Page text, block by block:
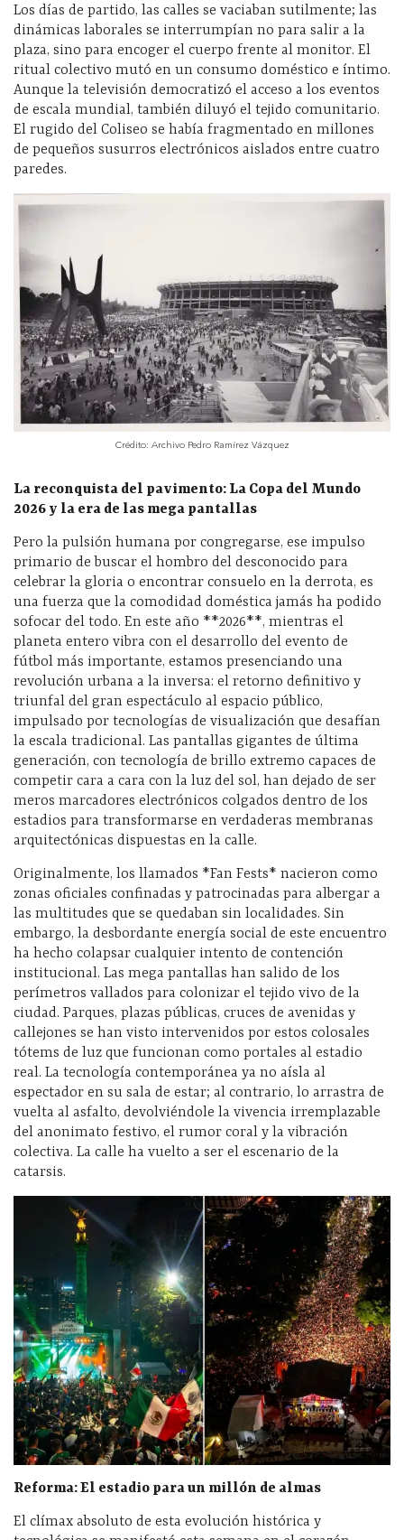
Los días de partido, las calles se vaciaban sutilmente; las
dinámicas laborales se interrumpían no para salir a la
plaza, sino para encoger el cuerpo frente al monitor. El
ritual colectivo mutó en un consumo doméstico e íntimo.
Aunque la televisión democratizó el acceso a los eventos
de escala mundial, también diluyó el tejido comunitario.
El rugido del Coliseo se había fragmentado en millones
de pequeños susurros electrónicos aislados entre cuatro
paredes.
Crédito: Archivo Pedro Ramírez Vázquez
La reconquista del pavimento: La Copa del Mundo
2026 y la era de las mega pantallas
Pero la pulsión humana por congregarse, ese impulso
primario de buscar el hombro del desconocido para
celebrar la gloria o encontrar consuelo en la derrota, es
una fuerza que la comodidad doméstica jamás ha podido
sofocar del todo. En este año **2026**, mientras el
planeta entero vibra con el desarrollo del evento de
fútbol más importante, estamos presenciando una
revolución urbana a la inversa: el retorno definitivo y
triunfal del gran espectáculo al espacio público,
impulsado por tecnologías de visualización que desafían
la escala tradicional. Las pantallas gigantes de última
generación, con tecnología de brillo extremo capaces de
competir cara a cara con la luz del sol, han dejado de ser
meros marcadores electrónicos colgados dentro de los
estadios para transformarse en verdaderas membranas
arquitectónicas dispuestas en la calle.
Originalmente, los llamados *Fan Fests* nacieron como
zonas oficiales confinadas y patrocinadas para albergar a
las multitudes que se quedaban sin localidades. Sin
embargo, la desbordante energía social de este encuentro
ha hecho colapsar cualquier intento de contención
institucional. Las mega pantallas han salido de los
perímetros vallados para colonizar el tejido vivo de la
ciudad. Parques, plazas públicas, cruces de avenidas y
callejones se han visto intervenidos por estos colosales
tótems de luz que funcionan como portales al estadio
real. La tecnología contemporánea ya no aísla al
espectador en su sala de estar; al contrario, lo arrastra de
vuelta al asfalto, devolviéndole la vivencia irremplazable
del anonimato festivo, el rumor coral y la vibración
colectiva. La calle ha vuelto a ser el escenario de la
catarsis.
Reforma: El estadio para un millón de almas
El clímax absoluto de esta evolución histórica y